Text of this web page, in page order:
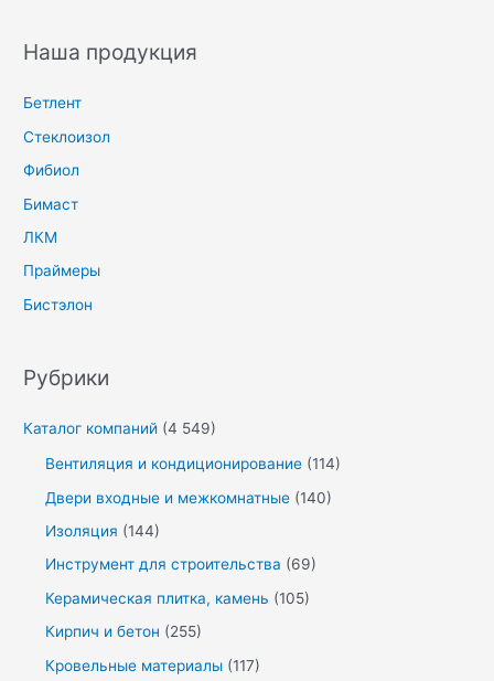
Наша продукция
Бетлент
Стеклоизол
Фибиол
Бимаст
ЛКМ
Праймеры
Бистэлон
Рубрики
Каталог компаний (4 549)
Вентиляция и кондиционирование (114)
Двери входные и межкомнатные (140)
Изоляция (144)
Инструмент для строительства (69)
Керамическая плитка, камень (105)
Кирпич и бетон (255)
Кровельные материалы (117)